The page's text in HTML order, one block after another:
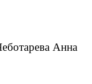
Анна